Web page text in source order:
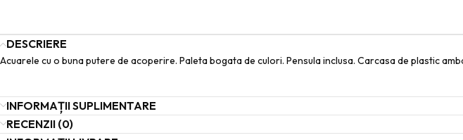
DESCRIERE
Acuarele cu o buna putere de acoperire. Paleta bogata de culori. Pensula inclusa. Carcasa de plastic
INFORMAȚII SUPLIMENTARE
RECENZII (0)